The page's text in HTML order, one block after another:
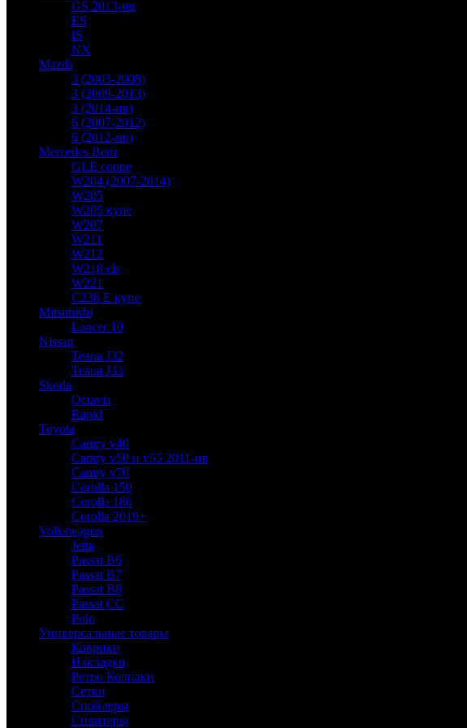
GS 2013-нв
ES
IS
NX
Mazda
3 (2003-2008)
3 (2009-2013)
3 (2014-нв)
6 (2007-2012)
6 (2012-нв)
Mercedes Benz
GLE coupe
W204 (2007-2014)
W205
W205 купе
W207
W211
W212
W218 cls
W221
C238 E купе
Mitsubishi
Lancer 10
Nissan
Teana J32
Teana J33
Skoda
Octavia
Rapid
Toyota
Camry v40
Camry v50 и v55 2011-нв
Camry v70
Corolla 150
Corolla 180
Corolla 2019+
Volkswagen
Jetta
Passat B6
Passat B7
Passat B8
Passat CC
Polo
Универсальные товары
Коврики
Накладки
Ретро Колпаки
Сетки
Спойлеры
Сплитеры